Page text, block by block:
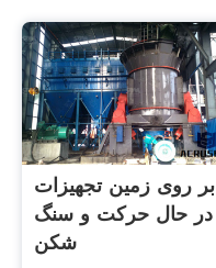
بر روی زمین تجهیزات
در حال حرکت و سنگ
شکن